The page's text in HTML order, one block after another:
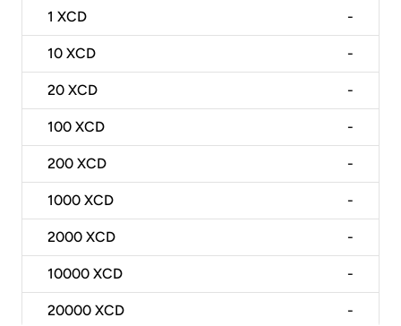
1 XCD -
10 XCD -
20 XCD -
100 XCD -
200 XCD -
1000 XCD -
2000 XCD -
10000 XCD -
20000 XCD -